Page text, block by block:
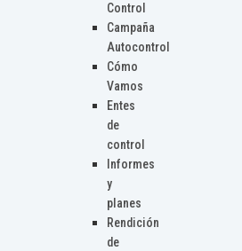
Control
Campaña
Autocontrol
Cómo
Vamos
Entes
de
control
Informes
y
planes
Rendición
de